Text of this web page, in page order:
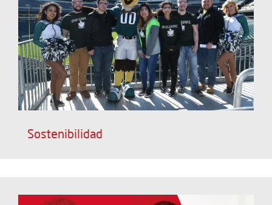
Sostenibilidad